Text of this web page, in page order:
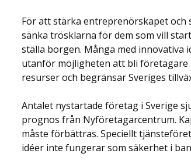
För att stärka entreprenörskapet
sänka trösklarna för dem som vill
ställa borgen. Många med innovativa
utanför möjligheten att bli företagare
resurser och begränsar Sveriges
Antalet nystartade företag i Sverige
prognos från Nyföretagarcentrum.
måste förbättras. Speciellt
idéer inte fungerar som säkerhet i